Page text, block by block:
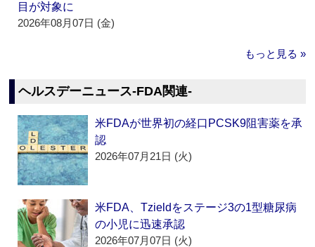
目が対象に
2026年08月07日 (金)
もっと見る »
ヘルスデーニュース‐FDA関連‐
米FDAが世界初の経口PCSK9阻害薬を承
認
2026年07月21日 (火)
米FDA、Tzieldをステージ3の1型糖尿病
の小児に迅速承認
2026年07月07日 (火)